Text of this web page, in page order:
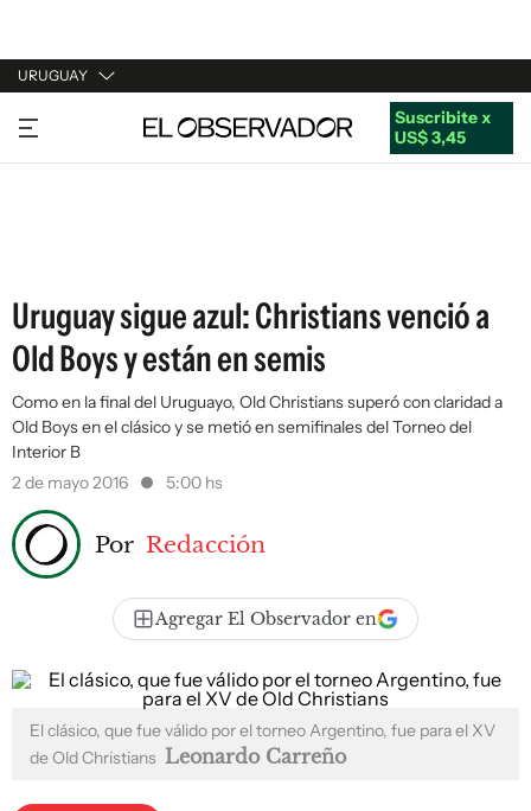
URUGUAY
URUGUAY
ARGENTINA
Suscribite x
US$ 3,45
Uruguay sigue azul: Christians venció a
Old Boys y están en semis
Como en la final del Uruguayo, Old Christians superó con claridad a
Old Boys en el clásico y se metió en semifinales del Torneo del
Interior B
2 de mayo 2016
5:00 hs
Por Redacción
Agregar El Observador en
El clásico, que fue válido por el torneo Argentino, fue para el XV
de Old Christians Leonardo Carreño